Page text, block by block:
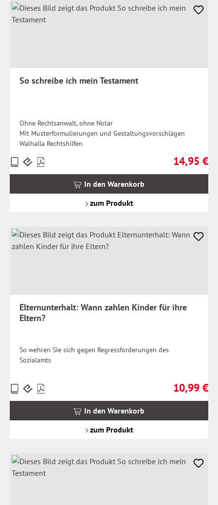
So schreibe ich mein Testament
Ohne Rechtsanwalt, ohne Notar
Mit Musterformulierungen und Gestaltungsvorschlägen
Walhalla Rechtshilfen
Regulärer
14,95 €
Preise
inkl.
In den Warenkorb
zum Produkt
Elternunterhalt: Wann zahlen Kinder für ihre
Eltern?
So wehren Sie sich gegen Regressforderungen des
Sozialamts
Regulärer
10,99 €
Preise
inkl.
In den Warenkorb
zum Produkt